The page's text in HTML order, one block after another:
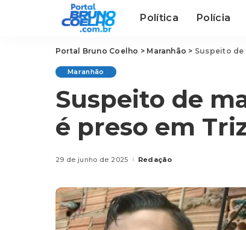
Política Polícia
Portal Bruno Coelho > Maranhão > Suspeito de
Maranhão
Suspeito de
é preso em
29 de junho de 2025Posted
Redação